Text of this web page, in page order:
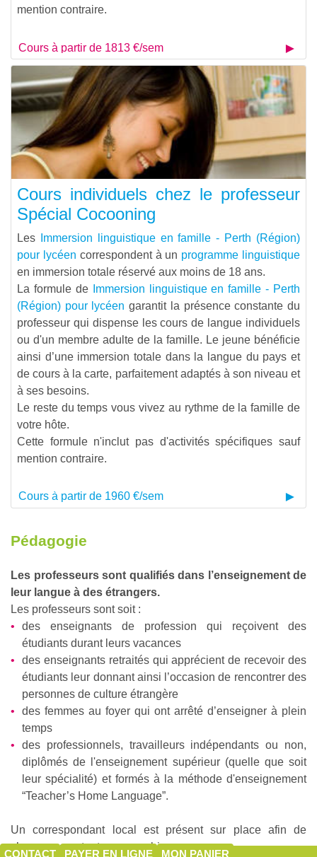
mention contraire.
Cours à partir de 1813 €/sem
Cours individuels chez le professeur
Spécial Cocooning
Les
Immersion linguistique en famille - Perth (Région)
pour lycéen correspondent à un programme linguistique
en immersion totale réservé aux moins de 18 ans.
La formule de
Immersion linguistique en famille - Perth
(Région) pour lycéen garantit la présence constante du
professeur qui dispense les cours de langue individuels
ou d'un membre adulte de la famille. Le jeune bénéficie
ainsi d’une immersion totale dans la langue du pays et
de cours à la carte, parfaitement adaptés à son niveau et
à ses besoins.
Le reste du temps vous vivez au rythme de la famille de
votre hôte.
Cette formule n'inclut pas d'activités spécifiques sauf
mention contraire.
Cours à partir de 1960 €/sem
Pédagogie
Les professeurs sont qualifiés dans l’enseignement de
leur langue à des étrangers.
Les professeurs sont soit :
des enseignants de profession qui reçoivent des
étudiants durant leurs vacances
des enseignants retraités qui apprécient de recevoir des
étudiants leur donnant ainsi l’occasion de rencontrer des
personnes de culture étrangère
des femmes au foyer qui ont arrêté d’enseigner à plein
temps
des professionnels, travailleurs indépendants ou non,
diplômés de l'enseignement supérieur (quelle que soit
leur spécialité) et formés à la méthode d'enseignement
“Teacher’s Home Language”.
Un correspondant local est présent sur place afin de
s’assurer que tout se passe bien.
CONTACT PAYER EN LIGNE MON PANIER